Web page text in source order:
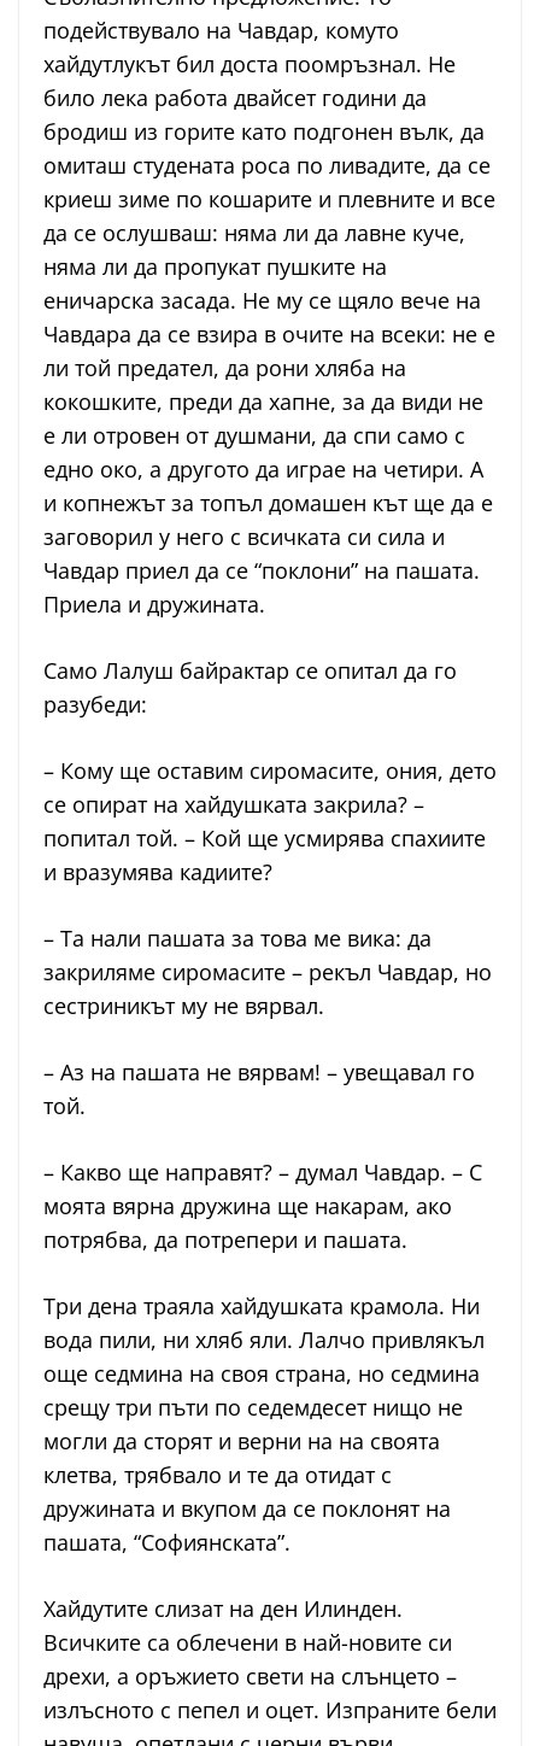
подействувало на Чавдар, комуто
хайдутлукът бил доста поомръзнал. Не
било лека работа двайсет години да
бродиш из горите като подгонен вълк, да
омиташ студената роса по ливадите, да се
криеш зиме по кошарите и плевните и все
да се ослушваш: няма ли да лавне куче,
няма ли да пропукат пушките на
еничарска засада. Не му се щяло вече на
Чавдара да се взира в очите на всеки: не е
ли той предател, да рони хляба на
кокошките, преди да хапне, за да види не
е ли отровен от душмани, да спи само с
едно око, а другото да играе на четири. А
и копнежът за топъл домашен кът ще да е
заговорил у него с всичката си сила и
Чавдар приел да се “поклони” на пашата.
Приела и дружината.
Само Лалуш байрактар се опитал да го
разубеди:
– Кому ще оставим сиромасите, ония, дето
се опират на хайдушката закрила? –
попитал той. – Кой ще усмирява спахиите
и вразумява кадиите?
– Та нали пашата за това ме вика: да
закриляме сиромасите – рекъл Чавдар, но
сестриникът му не вярвал.
– Аз на пашата не вярвам! – увещавал го
той.
– Какво ще направят? – думал Чавдар. – С
моята вярна дружина ще накарам, ако
потрябва, да потрепери и пашата.
Три дена траяла хайдушката крамола. Ни
вода пили, ни хляб яли. Лалчо привлякъл
още седмина на своя страна, но седмина
срещу три пъти по седемдесет нищо не
могли да сторят и верни на на своята
клетва, трябвало и те да отидат с
дружината и вкупом да се поклонят на
пашата, “Софиянската”.
Хайдутите слизат на ден Илинден.
Всичките са облечени в най-новите си
дрехи, а оръжието свети на слънцето –
излъсното с пепел и оцет. Изпраните бели